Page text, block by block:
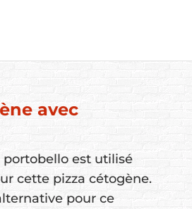
avec
est utilisé
cette pizza cétogène.
pour ce